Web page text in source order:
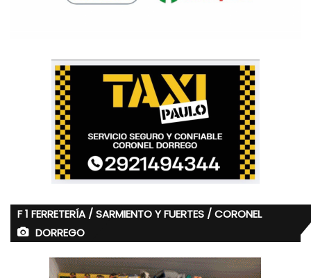
F 1 FERRETERÍA / SARMIENTO Y FUERTES / CORONEL
DORREGO